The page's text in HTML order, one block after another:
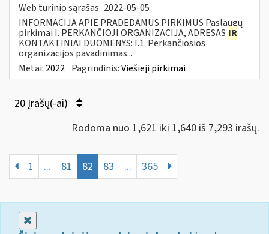
Web turinio sąrašas 2022-05-05
INFORMACIJA APIE PRADEDAMUS PIRKIMUS Paslaugų
pirkimai I. PERKANČIOJI ORGANIZACIJA, ADRESAS IR
KONTAKTINIAI DUOMENYS: I.1. Perkančiosios
organizacijos pavadinimas...
Metai: 2022 Pagrindinis:Viešieji pirkimai
20 Įrašų(-ai)
Rodoma nuo 1,621 iki 1,640 iš 7,293 irašų.
1 ... 81 82 83 ... 365